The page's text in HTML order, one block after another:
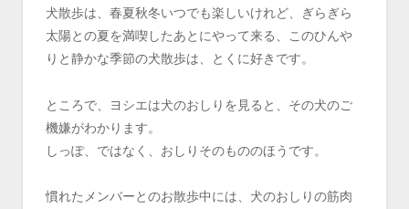
犬散歩は、春夏秋冬いつでも楽しいけれど、ぎらぎら
太陽との夏を満喫したあとにやって来る、このひんや
りと静かな季節の犬散歩は、とくに好きです。
ところで、ヨシエは犬のおしりを見ると、その犬のご
機嫌がわかります。
しっぽ、ではなく、おしりそのもののほうです。
慣れたメンバーとのお散歩中には、犬のおしりの筋肉